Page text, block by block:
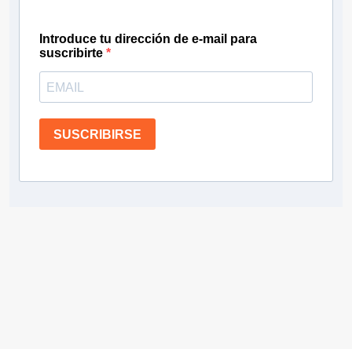
Introduce tu dirección de e-mail para
suscribirte
SUSCRIBIRSE